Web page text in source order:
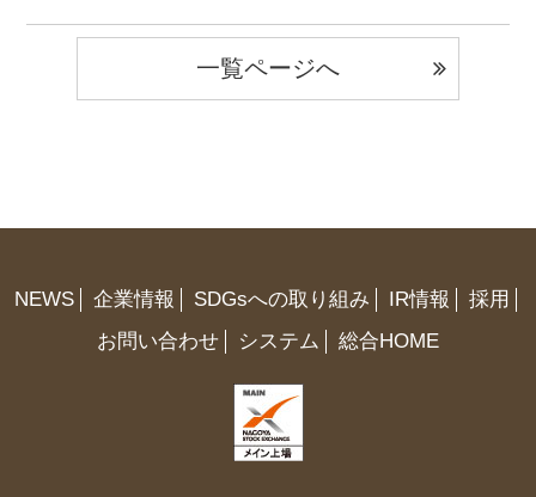
一覧ページへ
NEWS 企業情報 SDGsへの取り組み IR情報
採用
お問い合わせ
システム 総合HOME